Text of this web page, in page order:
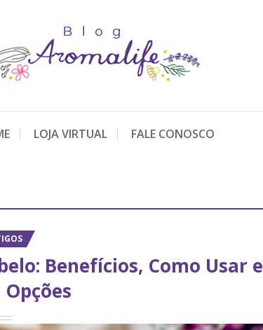
LOJA VIRTUAL FALE CONOSCO
Benefícios, Como Usar e